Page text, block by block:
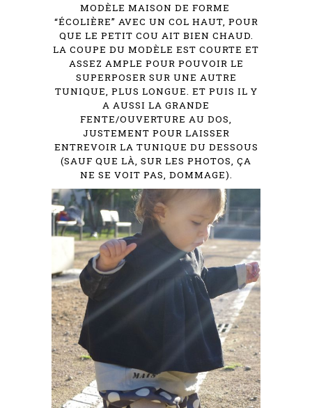
MODÈLE MAISON DE FORME
“ÉCOLIÈRE” AVEC UN COL HAUT, POUR
QUE LE PETIT COU AIT BIEN CHAUD.
LA COUPE DU MODÈLE EST COURTE ET
ASSEZ AMPLE POUR POUVOIR LE
SUPERPOSER SUR UNE AUTRE
TUNIQUE, PLUS LONGUE. ET PUIS IL Y
A AUSSI LA GRANDE
FENTE/OUVERTURE AU DOS,
JUSTEMENT POUR LAISSER
ENTREVOIR LA TUNIQUE DU DESSOUS
(SAUF QUE LÀ, SUR LES PHOTOS, ÇA
NE SE VOIT PAS, DOMMAGE).